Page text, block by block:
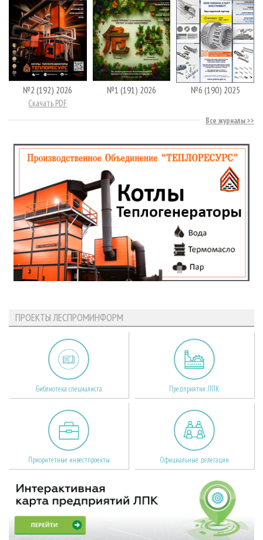
№2 (192) 2026
Скачать PDF
№1 (191) 2026 №6 (190) 2025
Все журналы
ПРОЕКТЫ ЛЕСПРОМИНФОРМ
Библиотека специалиста Предприятия ЛПК
Приоритетные инвестпроекты Официальные делегации